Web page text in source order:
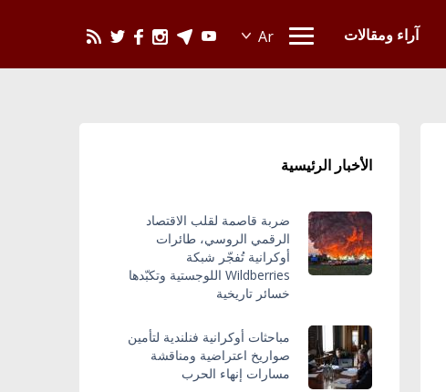
آراء ومقالات
الأخبار الرئيسية
ضربة قاصمة لقلب الاقتصاد
الرقمي الروسي، طائرات
أوكرانية تُفجّر شبكة
Wildberries اللوجستية وتكبّدها
خسائر تاريخية
مباحثات أوكرانية فنلندية لتأمين
صواريخ اعتراضية ومناقشة
مسارات إنهاء الحرب